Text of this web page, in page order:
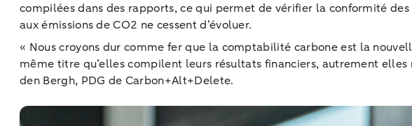
compilées dans des rapports, ce qui permet de vérifier la conformité
aux émissions de CO2 ne cessent d’évoluer.
« Nous croyons dur comme fer que la comptabilité carbone est la
même titre qu’elles compilent leurs résultats financiers, autrement
den Bergh, PDG de Carbon+Alt+Delete.